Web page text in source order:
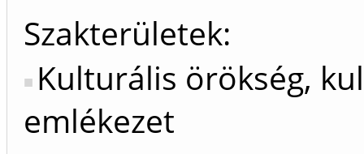
Szakterületek:
Kulturális örökség,
emlékezet